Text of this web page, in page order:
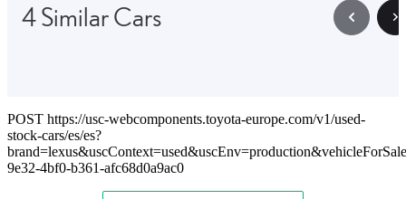
4 Similar Cars
POST https://usc-webcomponents.toyota-europe.com/v1/used-
stock-cars/es/es?
9e32-4bf0-b361-afc68d0a9ac0